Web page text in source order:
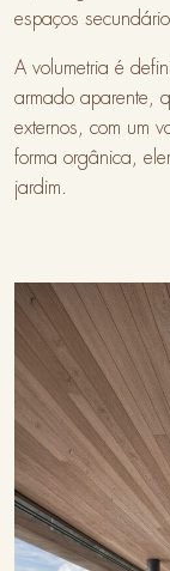
espaços
A volumetria é
armado aparente,
externos, com um
forma orgânica,
jardim.